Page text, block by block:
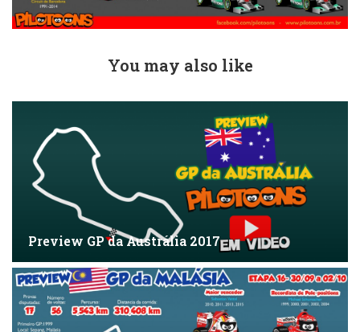
You may also like
Preview GP da Austrália 2017